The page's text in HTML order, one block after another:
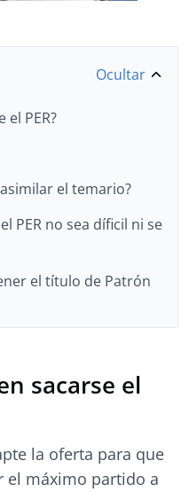
Ocultar
el PER?
el temario?
PER no sea díficil ni se
el título de Patrón
sacarse el
la oferta para que
el máximo partido a